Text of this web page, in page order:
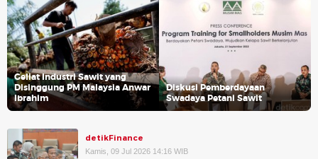
Geliat Industri Sawit yang
Disinggung PM Malaysia Anwar
Ibrahim
Diskusi Pemberdayaan
Swadaya Petani Sawit
detikFinance
Kamis, 09 Jul 2026 14:16 WIB